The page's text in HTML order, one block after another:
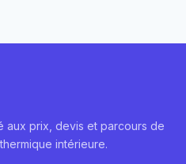
aux prix, devis et parcours de
intérieure.